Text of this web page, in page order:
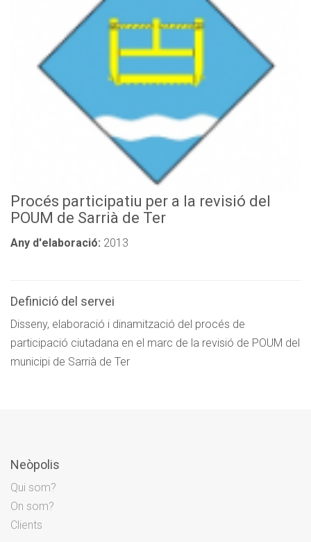
Procés participatiu per a la revisió del
POUM de Sarrià de Ter
Any d'elaboració: 2013
Definició del servei
Disseny, elaboració i dinamització del procés de
participació ciutadana en el marc de la revisió de POUM del
municipi de Sarrià de Ter
Neòpolis
Qui som?
On som?
Clients